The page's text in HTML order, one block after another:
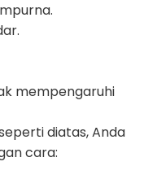
mempengaruhi
diatas, Anda
cara: